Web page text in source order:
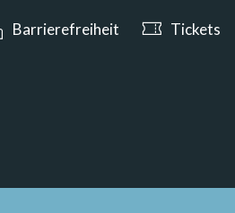
ab 10:00 Uhr geöffnet
Barrierefreiheit Tickets